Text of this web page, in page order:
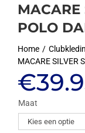
MACARE
POLO
Home
MACARE SILVER
€
Maat